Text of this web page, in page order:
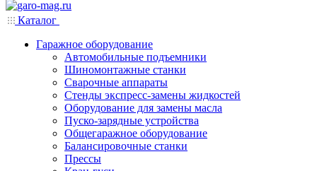
Каталог
Гаражное оборудование
Автомобильные подъемники
Шиномонтажные станки
Сварочные аппараты
Стенды экспресс-замены жидкостей
Оборудование для замены масла
Пуско-зарядные устройства
Общегаражное оборудование
Балансировочные станки
Прессы